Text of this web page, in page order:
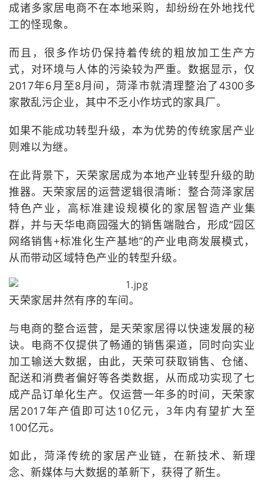
成诸多家居电商不在本地采购，却纷纷在外地找代
工的怪现象。
而且，很多作坊仍保持着传统的粗放加工生产方
式，对环境与人体的污染较为严重。数据显示，仅
2017年6月至8月间，菏泽市就清理整治了4300多
家散乱污企业，其中不乏小作坊式的家具厂。
如果不能成功转型升级，本为优势的传统家居产业
则难以为继。
在此背景下，天荣家居成为本地产业转型升级的助
推器。天荣家居的运营逻辑很清晰：整合菏泽家居
特色产业，高标准建设规模化的家居智造产业集
群，并与天华电商园强大的销售端融合，形成“园区
网络销售+标准化生产基地”的产业电商发展模式，
从而带动区域特色产业的转型升级。
天荣家居井然有序的车间。
与电商的整合运营，是天荣家居得以快速发展的秘
诀。电商不仅提供了畅通的销售渠道，同时向实业
加工输送大数据，由此，天荣可获取销售、仓储、
配送和消费者偏好等各类数据，从而成功实现了七
成产品订单化生产。仅运营一年多的时间，天荣家
居2017年产值即可达10亿元，3年内有望扩大至
100亿元。
如此，菏泽传统的家居产业链，在新技术、新理
念、新媒体与大数据的革新下，获得了新生。